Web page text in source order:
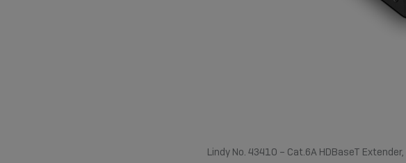
Lindy No. 43410 – Cat.6A HDBaseT